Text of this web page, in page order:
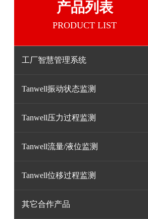
产品列表
PRODUCT LIST
工厂智慧管理系统
Tanwell振动状态监测
Tanwell压力过程监测
Tanwell流量/液位监测
Tanwell位移过程监测
其它合作产品